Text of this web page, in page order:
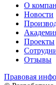
О
Новости
Проекты
Отзывы
Правовая